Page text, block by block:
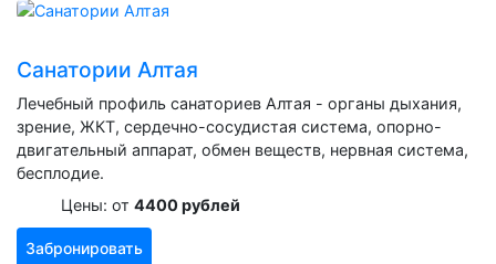
Санатории Алтая
Лечебный профиль санаториев Алтая - органы дыхания,
зрение, ЖКТ, сердечно-сосудистая система, опорно-
двигательный аппарат, обмен веществ, нервная система,
бесплодие.
Цены: от 4400 рублей
Забронировать